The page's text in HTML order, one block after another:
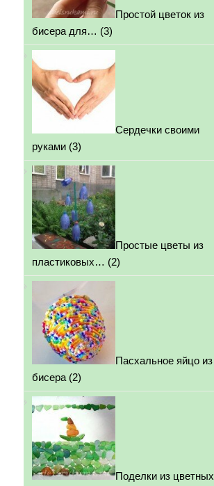
Простой цветок из
бисера для… (3)
Сердечки своими
руками (3)
Простые цветы из
пластиковых… (2)
Пасхальное яйцо из
бисера (2)
Поделки из цветных